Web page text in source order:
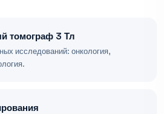
томограф 3 Тл
исследований: онкология,